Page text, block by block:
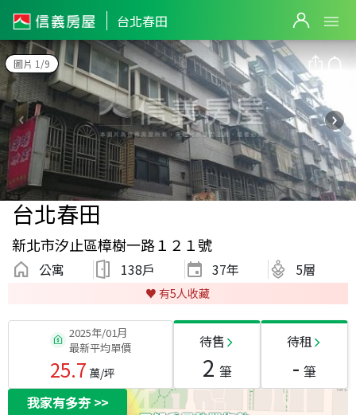
台北春田
圖片 1/9
台北春田
新北市汐止區樟樹一路１２１號
公寓 138戶 37年 5層
♥️ 有5人收藏
2025年/01月
最新平均單價
25.7 萬/坪
待售
2 筆
待租
- 筆
我家有多夯>>